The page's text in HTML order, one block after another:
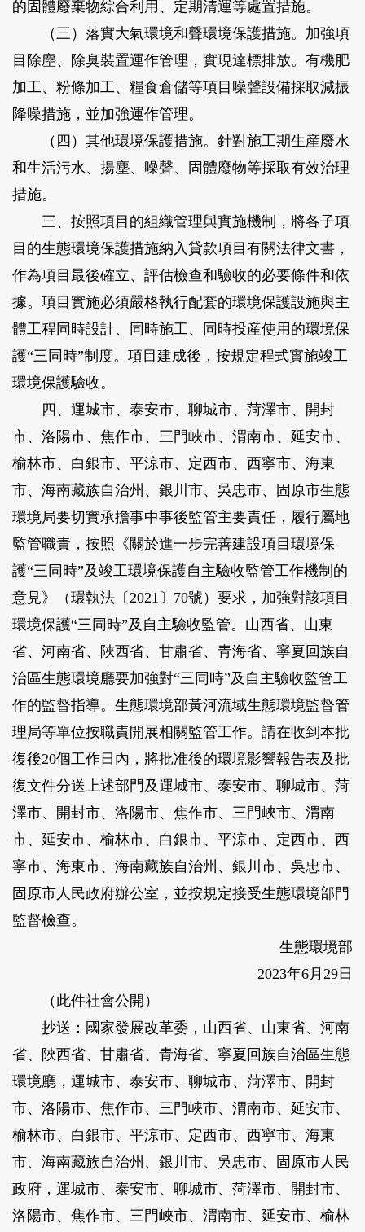
的固體廢棄物綜合利用、定期清運等處置措施。
（三）落實大氣環境和聲環境保護措施。加強項
目除塵、除臭裝置運作管理，實現達標排放。有機肥
加工、粉條加工、糧食倉儲等項目噪聲設備採取減振
降噪措施，並加強運作管理。
（四）其他環境保護措施。針對施工期生産廢水
和生活污水、揚塵、噪聲、固體廢物等採取有效治理
措施。
三、按照項目的組織管理與實施機制，將各子項
目的生態環境保護措施納入貸款項目有關法律文書，
作為項目最後確立、評估檢查和驗收的必要條件和依
據。項目實施必須嚴格執行配套的環境保護設施與主
體工程同時設計、同時施工、同時投産使用的環境保
護“三同時”制度。項目建成後，按規定程式實施竣工
環境保護驗收。
四、運城市、泰安市、聊城市、菏澤市、開封
市、洛陽市、焦作市、三門峽市、渭南市、延安市、
榆林市、白銀市、平涼市、定西市、西寧市、海東
市、海南藏族自治州、銀川市、吳忠市、固原市生態
環境局要切實承擔事中事後監管主要責任，履行屬地
監管職責，按照《關於進一步完善建設項目環境保
護“三同時”及竣工環境保護自主驗收監管工作機制的
意見》（環執法〔2021〕70號）要求，加強對該項目
環境保護“三同時”及自主驗收監管。山西省、山東
省、河南省、陜西省、甘肅省、青海省、寧夏回族自
治區生態環境廳要加強對“三同時”及自主驗收監管工
作的監督指導。生態環境部黃河流域生態環境監督管
理局等單位按職責開展相關監管工作。請在收到本批
復後20個工作日內，將批准後的環境影響報告表及批
復文件分送上述部門及運城市、泰安市、聊城市、菏
澤市、開封市、洛陽市、焦作市、三門峽市、渭南
市、延安市、榆林市、白銀市、平涼市、定西市、西
寧市、海東市、海南藏族自治州、銀川市、吳忠市、
固原市人民政府辦公室，並按規定接受生態環境部門
監督檢查。
生態環境部
2023年6月29日
（此件社會公開）
抄送：國家發展改革委，山西省、山東省、河南
省、陜西省、甘肅省、青海省、寧夏回族自治區生態
環境廳，運城市、泰安市、聊城市、菏澤市、開封
市、洛陽市、焦作市、三門峽市、渭南市、延安市、
榆林市、白銀市、平涼市、定西市、西寧市、海東
市、海南藏族自治州、銀川市、吳忠市、固原市人民
政府，運城市、泰安市、聊城市、菏澤市、開封市、
洛陽市、焦作市、三門峽市、渭南市、延安市、榆林